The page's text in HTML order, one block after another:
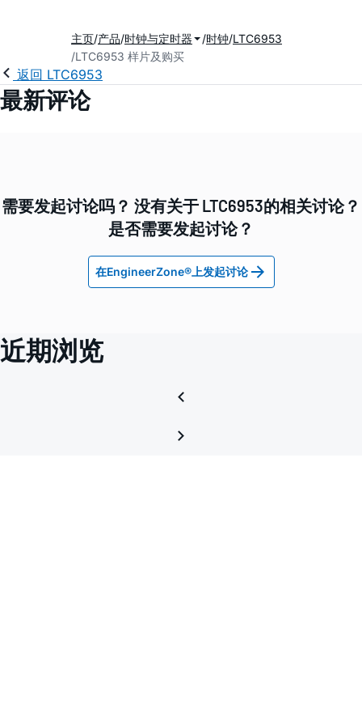
主页 产品 时钟与定时器 时钟 LTC6953
LTC6953 样片及购买
返回 LTC6953
最新评论
需要发起讨论吗？ 没有关于 LTC6953的相关讨论？
是否需要发起讨论？
在EngineerZone®上发起讨论
近期浏览